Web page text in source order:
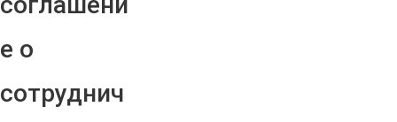
е о
сотруднич